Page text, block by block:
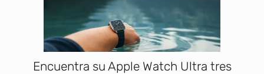
Encuentra su Apple Watch Ultra tres